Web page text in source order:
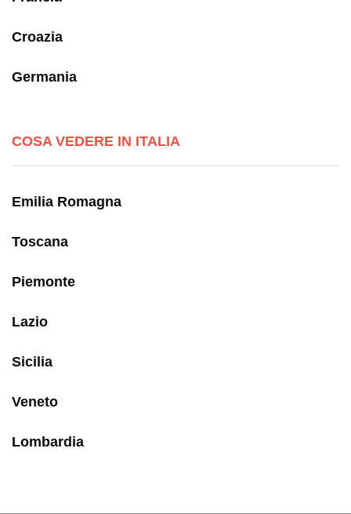
Croazia
Germania
COSA VEDERE IN ITALIA
Emilia Romagna
Toscana
Piemonte
Lazio
Sicilia
Veneto
Lombardia